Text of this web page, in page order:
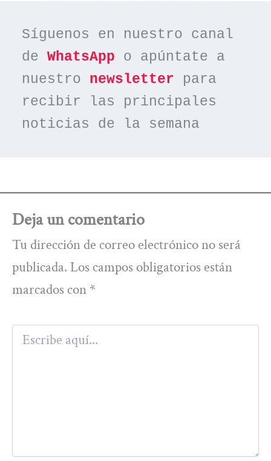
Síguenos en nuestro canal
de WhatsApp o apúntate a
nuestro newsletter para
recibir las principales
noticias de la semana
Deja un comentario
Tu dirección de correo electrónico no será
publicada. Los campos obligatorios están
marcados con *
aquí...